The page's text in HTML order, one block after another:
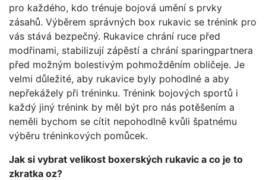
pro každého, kdo trénuje bojová umění s prvky
zásahů. Výběrem správných box rukavic se trénink pro
vás stává bezpečný. Rukavice chrání ruce před
modřinami, stabilizují zápěstí a chrání sparingpartnera
před možným bolestivým pohmožděním obličeje. Je
velmi důležité, aby rukavice byly pohodlné a aby
nepřekážely při tréninku. Trénink bojových sportů i
každý jiný trénink by měl být pro nás potěšením a
neměli bychom se cítit nepohodlně kvůli špatnému
výběru tréninkových pomůcek.
Jak si vybrat velikost boxerských rukavic a co je to
zkratka oz?